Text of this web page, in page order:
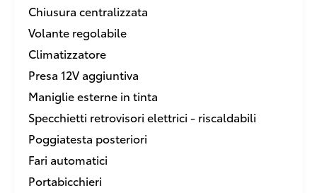
Chiusura centralizzata
Volante regolabile
Climatizzatore
Presa 12V aggiuntiva
Maniglie esterne in tinta
Specchietti retrovisori elettrici - riscaldabili
Poggiatesta posteriori
Fari automatici
Portabicchieri